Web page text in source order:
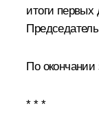
итоги первых
По
* * *